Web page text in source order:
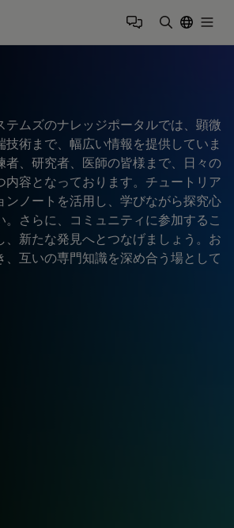
Logo
テムズのナレッジポータルでは、顕微
術まで、幅広い情報を提供していま
者、研究者、医師の皆様まで、日々の
内容となっております。チュートリア
ンノートを活用し、学びながら探究心
。さらに、コミュニティに参加するこ
、新たな発見へとつなげましょう。お
、互いの専門知識を深め合う場として